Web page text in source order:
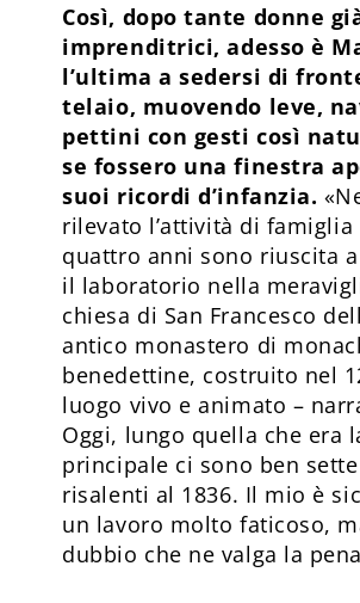
Così, dopo tante donne
imprenditrici, adesso è
l’ultima a sedersi di
telaio, muovendo leve,
pettini con gesti così
se fossero una finestra
suoi ricordi d’infanzia.
rilevato l’attività di famiglia
quattro anni sono riuscita
il laboratorio nella
chiesa di San Francesco
antico monastero di
benedettine, costruito nel
luogo vivo e animato –
Oggi, lungo quella che era
principale ci sono ben
risalenti al 1836. Il mio è
un lavoro molto faticoso,
dubbio che ne valga la